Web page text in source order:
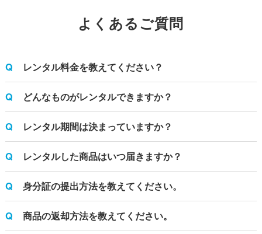
よくあるご質問
レンタル料金を教えてください？
どんなものがレンタルできますか？
レンタル期間は決まっていますか？
レンタルした商品はいつ届きますか？
身分証の提出方法を教えてください。
商品の返却方法を教えてください。